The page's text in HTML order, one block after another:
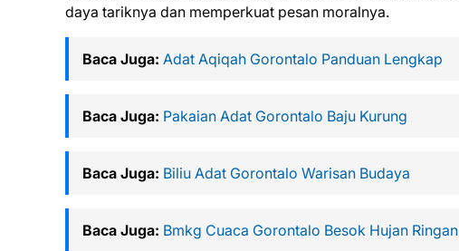
daya tariknya dan memperkuat pesan moralnya.
Baca Juga: Adat Aqiqah Gorontalo Panduan Lengkap
Baca Juga: Pakaian Adat Gorontalo Baju Kurung
Baca Juga: Biliu Adat Gorontalo Warisan Budaya
Baca Juga: Bmkg Cuaca Gorontalo Besok Hujan Ringan